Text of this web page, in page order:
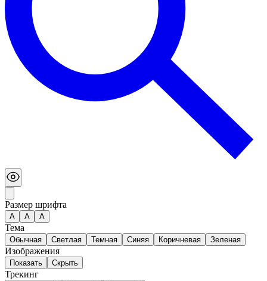
Размер шрифта
А A A
Тема
Обычная Светлая Темная Синяя Коричневая Зеленая
Изображения
Показать Скрыть
Трекинг